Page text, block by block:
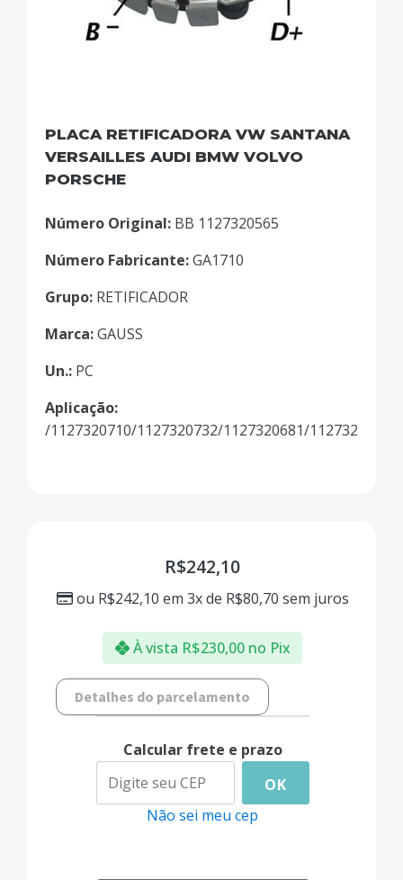
PLACA RETIFICADORA VW SANTANA
VERSAILLES AUDI BMW VOLVO
PORSCHE
Número Original: BB 1127320565
Número Fabricante:GA1710
Grupo: RETIFICADOR
Marca:GAUSS
Un.: PC
Aplicação:
/1127320710/1127320732/1127320681/1127320722/
R$242,10
ou R$242,10 em 3x de R$80,70 sem juros
À vista R$230,00 no Pix
Detalhes do parcelamento
Calcular frete e prazo
OK
Não sei meu cep